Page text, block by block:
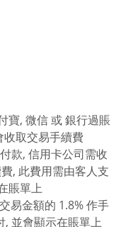
寶, 微信 或銀行過賬
收取交易手續費
款, 信用卡公司需收
, 此費用需由客人支
賬單上
易金額的 1.8% 作手
, 並會顯示在賬單上